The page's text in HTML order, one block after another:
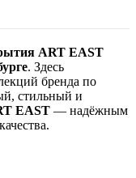
ART EAST
. Здесь
бренда по
стильный и
EAST — надёжным